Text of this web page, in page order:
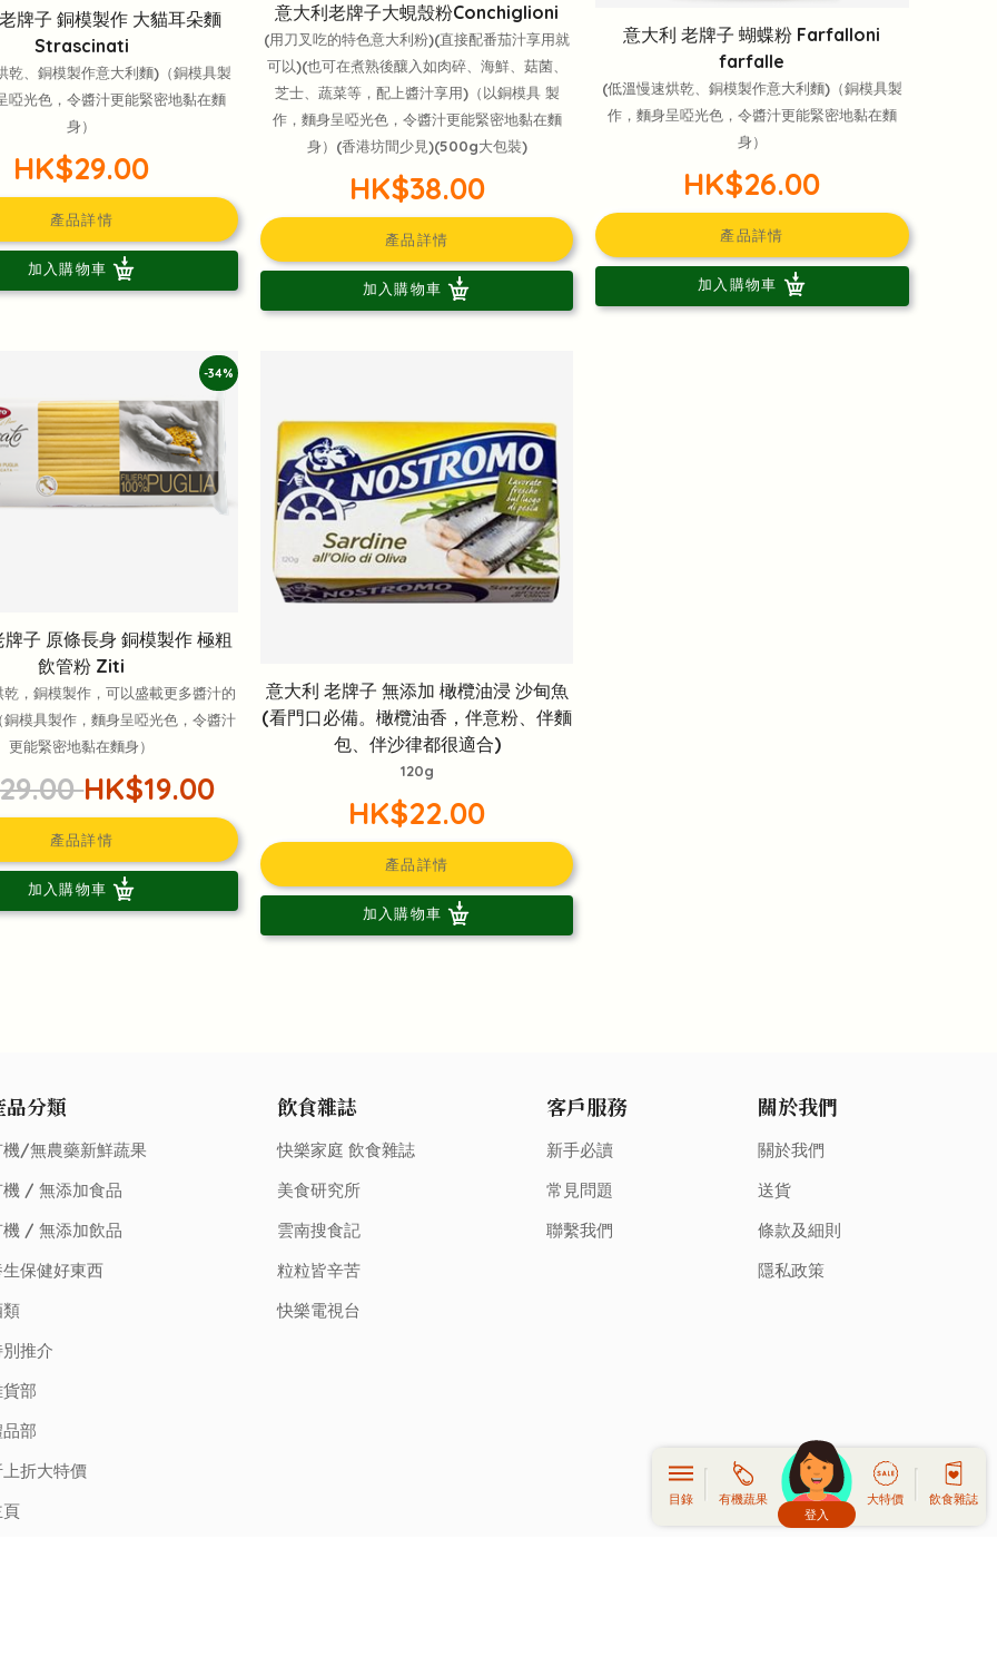
牌子 銅模製作 大貓耳朵麵
Strascinati
乾、銅模製作意大利麵)（銅模具製
啞光色，令醬汁更能緊密地黏在麵
身）
HK$29.00
產品詳情
加入購物車
意大利老牌子大蜆殼粉Conchiglioni
(用刀叉吃的特色意大利粉)(直接配番茄汁享用就
可以)(也可在煮熟後釀入如肉碎、海鮮、菇菌、
芝士、蔬菜等，配上醬汁享用)（以銅模具 製
作，麵身呈啞光色，令醬汁更能緊密地黏在麵
身）(香港坊間少見)(500g大包裝)
HK$38.00
產品詳情
加入購物車
意大利 老牌子 蝴蝶粉 Farfalloni
farfalle
(低溫慢速烘乾、銅模製作意大利麵)（銅模具製
作，麵身呈啞光色，令醬汁更能緊密地黏在麵
身）
HK$26.00
產品詳情
加入購物車
-34%
牌子 原條長身 銅模製作 極粗
飲管粉 Ziti
，銅模製作，可以盛載更多醬汁的
模具製作，麵身呈啞光色，令醬汁
更能緊密地黏在麵身）
HK$19.00
產品詳情
加入購物車
意大利 老牌子 無添加 橄欖油浸 沙甸魚
(看門口必備。橄欖油香，伴意粉、伴麵
包、伴沙律都很適合)
120g
HK$22.00
產品詳情
加入購物車
品分類
/無農藥新鮮蔬果
/ 無添加食品
/ 無添加飲品
保健好東西
推介
部
部
折大特價
飲食雜誌
快樂家庭 飲食雜誌
美食研究所
雲南搜食記
粒粒皆辛苦
快樂電視台
客戶服務
新手必讀
常見問題
聯繫我們
關於我們
關於我們
送貨
條款及細則
隱私政策
目錄
有機蔬果
登入
頭像生成器: 快樂家庭網上店
大特價 飲食雜誌